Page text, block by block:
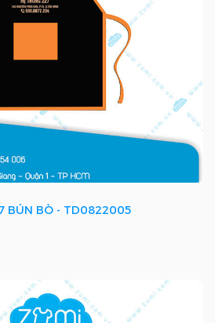
BÚN BÒ - TD0822005